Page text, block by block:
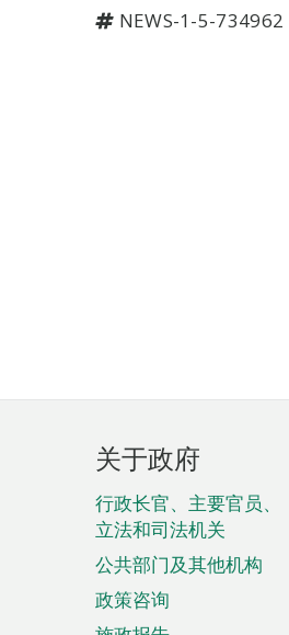
NEWS-1-5-734962
页
脚
菜
单
关于政府
行政长官、主要官员、
立法和司法机关
公共部门及其他机构
政策咨询